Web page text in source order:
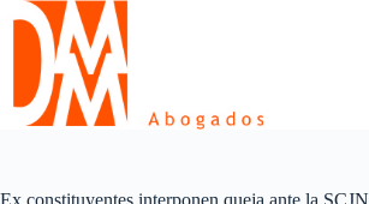
Skip
content
Ex constituyentes interponen queja ante la SCJN